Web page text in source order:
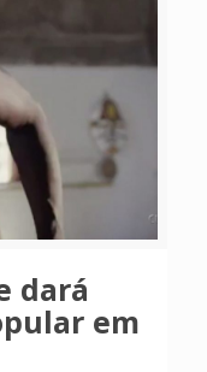
dará
em